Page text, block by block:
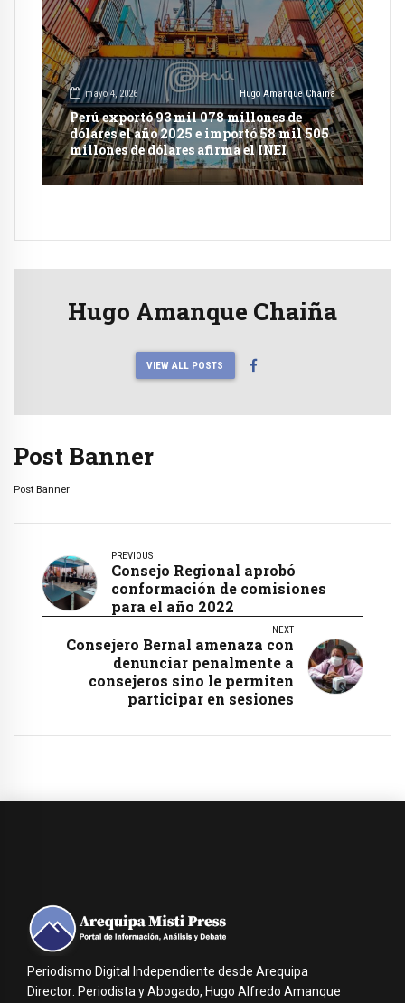
mayo 4, 2026 Hugo Amanque Chaiña
Perú exportó 93 mil 078 millones de
dólares el año 2025 e importó 58 mil 505
millones de dólares afirma el INEI
Hugo Amanque Chaiña
VIEW ALL POSTS
Post Banner
Post Banner
PREVIOUS
Consejo Regional aprobó
conformación de comisiones
para el año 2022
NEXT
Consejero Bernal amenaza con
denunciar penalmente a
consejeros sino le permiten
participar en sesiones
Periodismo Digital Independiente desde Arequipa
Director: Periodista y Abogado, Hugo Alfredo Amanque